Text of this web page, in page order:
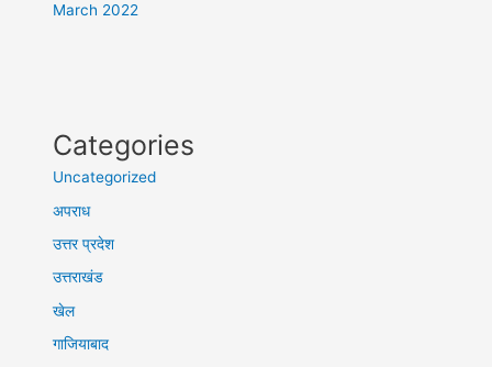
March 2022
Categories
Uncategorized
अपराध
उत्तर प्रदेश
उत्तराखंड
खेल
गाजियाबाद